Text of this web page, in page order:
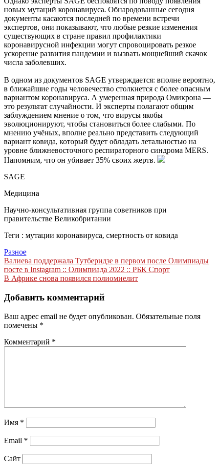
новых мутаций коронавируса. Обнародованные сегодня
документы касаются последней по времени встречи
экспертов, они показывают, что любые резкие изменения
существующих в стране правил профилактики
коронавирусной инфекции могут спровоцировать резкое
ускорение развития пандемии и вызвать мощнейший скачок
числа заболевших.
В одном из документов SAGE утверждается: вполне вероятно,
в ближайшие годы человечество столкнется с более опасным
вариантом коронавируса. А умеренная природа Омикрона —
это результат случайности. И эксперты полагают общим
заблуждением мнение о том, что вирусы якобы
эволюционируют, чтобы становиться более слабыми. По
мнению учёных, вполне реально представить следующий
вариант ковида, который будет обладать летальностью на
уровне ближневосточного респираторного синдрома MERS.
Напомним, что он убивает 35% своих жертв.
SAGE
Медицина
Научно-консультативная группа советников при
правительстве Великобритании
Теги : мутации коронавируса, смертность от ковида
Разное
Навигация
по
Валиева поддержала Тутберидзе в первом после Олимпиады
посте в Instagram :: Олимпиада 2022 :: РБК Спорт
В Африке снова появился полиомиелит
Добавить комментарий
Ваш адрес email не будет опубликован. Обязательные поля
помечены *
Комментарий *
Имя *
Email *
Сайт